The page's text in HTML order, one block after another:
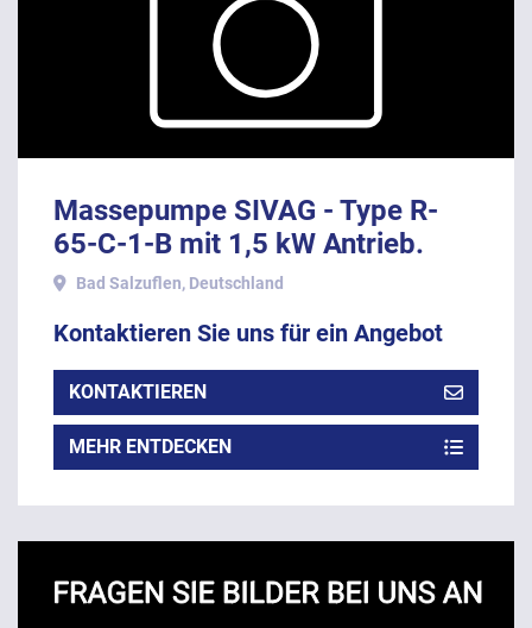
LÖSCHEN
Massepumpe SIVAG - Type R-
65-C-1-B mit 1,5 kW Antrieb.
Bad Salzuflen, Deutschland
Kontaktieren Sie uns für ein Angebot
KONTAKTIEREN
MEHR ENTDECKEN